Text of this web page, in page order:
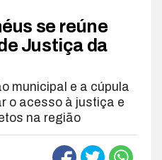
se reúne
Justiça da
municipal e a cúpula
o acesso à justiça e
na região